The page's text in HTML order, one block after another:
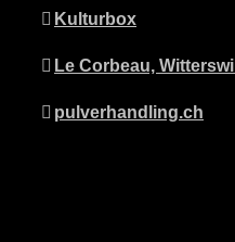
Kulturbox
Le Corbeau, Witterswil
pulverhandling.ch